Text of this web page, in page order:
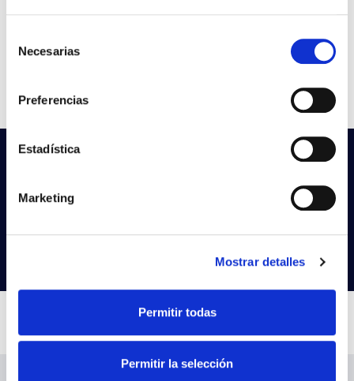
Necesarias
Preferencias
Estadística
Marketing
Mostrar detalles
Permitir todas
Permitir la selección
Essayez notre recherche avancée